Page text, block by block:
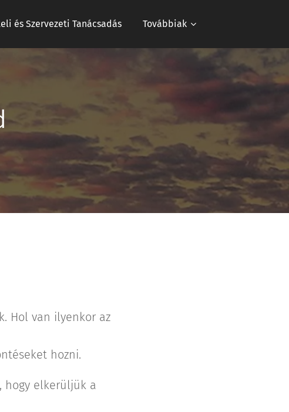
és Szervezeti Tanácsadás Továbbiak
Hol van ilyenkor az
hozni.
hogy elkerüljük a